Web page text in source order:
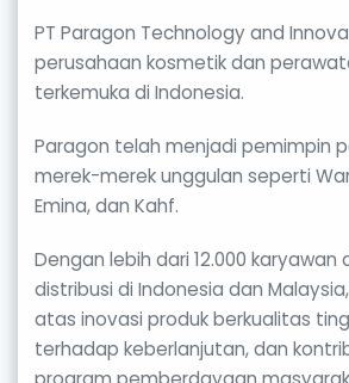
PT Paragon Technology and
perusahaan kosmetik dan
terkemuka di Indonesia.
Paragon telah menjadi pemimpin
merek-merek unggulan seperti
Emina, dan Kahf.
Dengan lebih dari 12.000 karyawan
distribusi di Indonesia dan
atas inovasi produk berkualitas
terhadap keberlanjutan, dan